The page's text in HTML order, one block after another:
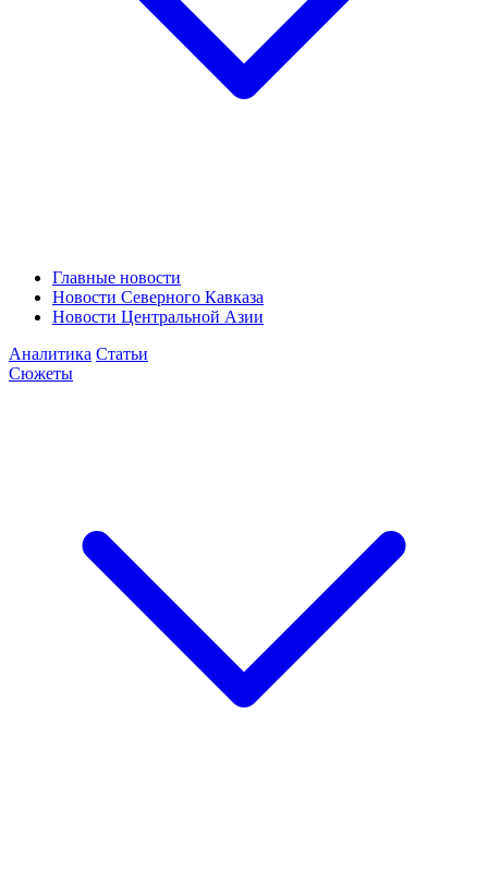
Главные новости
Новости Северного Кавказа
Новости Центральной Азии
Аналитика Статьи
Сюжеты